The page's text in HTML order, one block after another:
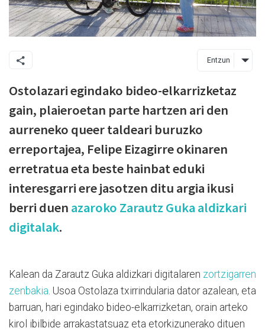
Entzun
Ostolazari egindako bideo-elkarrizketaz
gain, plaieroetan parte hartzen ari den
aurreneko queer taldeari buruzko
erreportajea, Felipe Eizagirre okinaren
erretratua eta beste hainbat eduki
interesgarri ere jasotzen ditu argia ikusi
berri duen azaroko Zarautz Guka aldizkari
digitalak.
Kalean da Zarautz Guka aldizkari digitalaren zortzigarren
zenbakia. Usoa Ostolaza txirrindularia dator azalean, eta
barruan, hari egindako bideo-elkarrizketan, orain arteko
kirol ibilbide arrakastatsuaz eta etorkizunerako dituen